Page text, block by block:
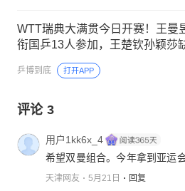
WTT瑞典大满贯今日开赛！王曼
衔国乒13人参加，王楚钦孙颖莎
乒博到底 打开APP
评论 3
用户1kk6x_4
希望双曼组合。今年拿到亚运
天津网友 5月21日 回复